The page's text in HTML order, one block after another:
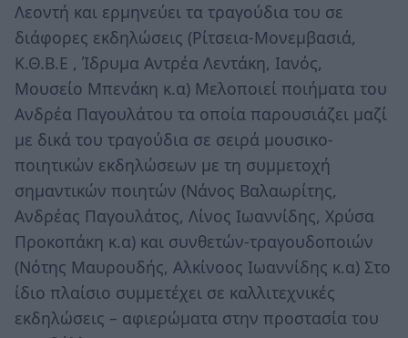
Λεοντή και ερμηνεύει τα τραγούδια του σε
διάφορες εκδηλώσεις (Ρίτσεια-Μονεμβασιά,
Κ.Θ.Β.Ε , Ίδρυμα Αντρέα Λεντάκη, Ιανός,
Μουσείο Μπενάκη κ.α) Μελοποιεί ποιήματα του
Ανδρέα Παγουλάτου τα οποία παρουσιάζει μαζί
με δικά του τραγούδια σε σειρά μουσικο-
ποιητικών εκδηλώσεων με τη συμμετοχή
σημαντικών ποιητών (Νάνος Βαλαωρίτης,
Ανδρέας Παγουλάτος, Λίνος Ιωαννίδης, Χρύσα
Προκοπάκη κ.α) και συνθετών-τραγουδοποιών
(Νότης Μαυρουδής, Αλκίνοος Ιωαννίδης κ.α) Στο
ίδιο πλαίσιο συμμετέχει σε καλλιτεχνικές
εκδηλώσεις – αφιερώματα στην προστασία του